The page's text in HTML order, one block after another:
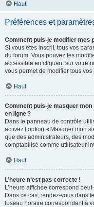
Haut
Préférences et
Comment puis-je modifier mes
Si vous êtes inscrit, tous vos
du forum. Vous pouvez les
accessible en cliquant sur votre
vous permet de modifier tous
Haut
Comment puis-je masquer
en ligne ?
Dans le panneau de contrôle
activez l’option « Masquer mon
que des administrateurs, des
comptabilisé comme utilisateur
Haut
L’heure n’est pas correcte !
L’heure affichée correspond
Dans ce cas, rendez-vous dans
fuseau horaire correspondant à